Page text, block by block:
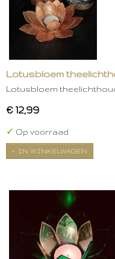
Lotusbloem
Lotusbloem
€ 12,99
✓ Op voorraad
IN WINKELWAGEN